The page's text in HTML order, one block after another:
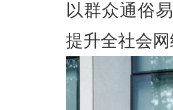
以群众通俗
提升全社会